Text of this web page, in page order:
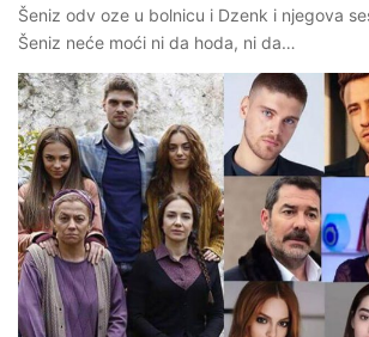
Šeniz odv oze u bolnicu i Dzenk i njegova
Šeniz neće moći ni da hoda, ni da…